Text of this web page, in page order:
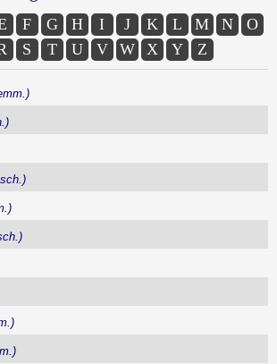
F G H I J K L M N
O
S T U V W X Y Z